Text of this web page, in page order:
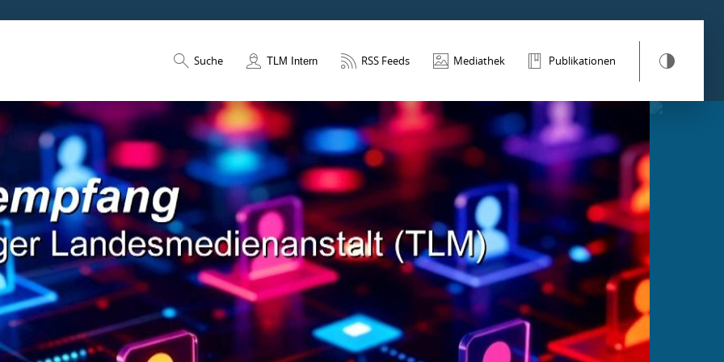
Suche TLM Intern RSS Feeds Mediathek Publikationen